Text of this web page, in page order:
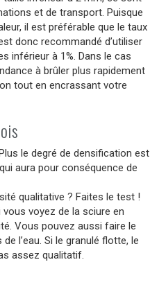
et de transport. Puisque
il est préférable que le taux
donc recommandé d’utiliser
inférieur à 1%. Dans le cas
à brûler plus rapidement
tout en encrassant votre
le degré de densification est
aura pour conséquence de
qualitative ? Faites le test !
voyez de la sciure en
Vous pouvez aussi faire le
l’eau. Si le granulé flotte, le
assez qualitatif.